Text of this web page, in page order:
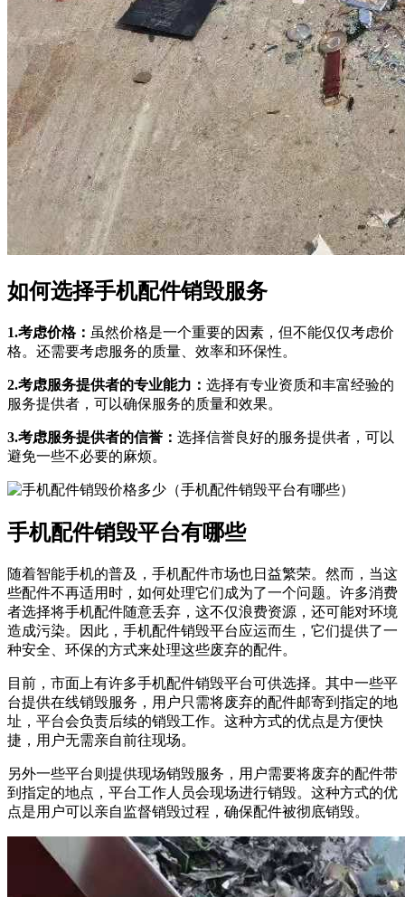
如何选择手机配件销毁服务
1.考虑价格： 虽然价格是一个重要的因素，但不能仅仅考虑价
格。还需要考虑服务的质量、效率和环保性。
2.考虑服务提供者的专业能力： 选择有专业资质和丰富经验的
服务提供者，可以确保服务的质量和效果。
3.考虑服务提供者的信誉： 选择信誉良好的服务提供者，可以
避免一些不必要的麻烦。
手机配件销毁平台有哪些
随着智能手机的普及，手机配件市场也日益繁荣。然而，当这
些配件不再适用时，如何处理它们成为了一个问题。许多消费
者选择将手机配件随意丢弃，这不仅浪费资源，还可能对环境
造成污染。因此，手机配件销毁平台应运而生，它们提供了一
种安全、环保的方式来处理这些废弃的配件。
目前，市面上有许多手机配件销毁平台可供选择。其中一些平
台提供在线销毁服务，用户只需将废弃的配件邮寄到指定的地
址，平台会负责后续的销毁工作。这种方式的优点是方便快
捷，用户无需亲自前往现场。
另外一些平台则提供现场销毁服务，用户需要将废弃的配件带
到指定的地点，平台工作人员会现场进行销毁。这种方式的优
点是用户可以亲自监督销毁过程，确保配件被彻底销毁。